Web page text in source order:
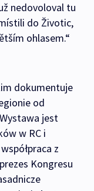
nedovoloval tu
do Životic,
ohlasem.“
dokumentuje
od
jest
w RC i
z
Kongresu